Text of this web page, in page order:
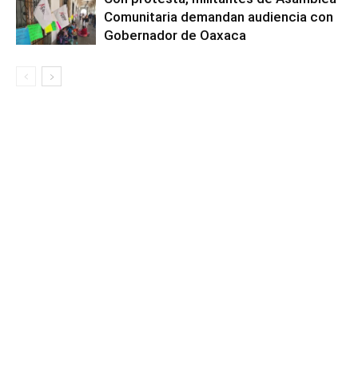
Comunitaria demandan audiencia con
Gobernador de Oaxaca